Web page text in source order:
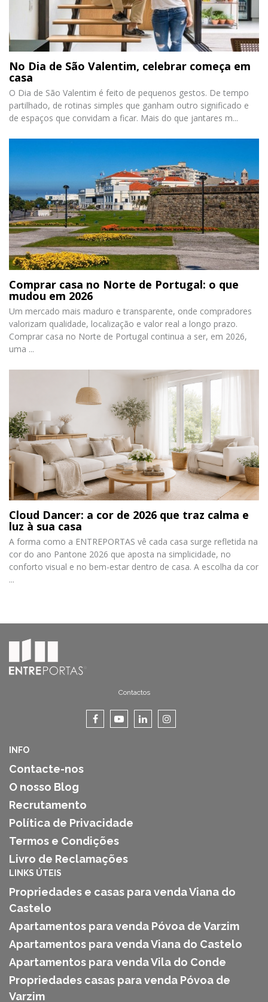
No Dia de São Valentim, celebrar começa em
casa
O Dia de São Valentim é feito de pequenos gestos. De tempo
partilhado, de rotinas simples que ganham outro significado e
de espaços que convidam a ficar. Mais do que jantares m...
Comprar casa no Norte de Portugal: o que
mudou em 2026
Um mercado mais maduro e transparente, onde compradores
valorizam qualidade, localização e valor real a longo prazo.
Comprar casa no Norte de Portugal continua a ser, em 2026,
uma ...
Cloud Dancer: a cor de 2026 que traz calma e
luz à sua casa
A forma como a ENTREPORTAS vê cada casa surge refletida na
cor do ano Pantone 2026 que aposta na simplicidade, no
conforto visual e no bem-estar dentro de casa. A escolha da cor
...
Contactos
INFO
Contacte-nos
O nosso Blog
Recrutamento
Política de Privacidade
Termos e Condições
Livro de Reclamações
LINKS ÚTEIS
Propriedades e casas para venda Viana do
Castelo
Apartamentos para venda Póvoa de Varzim
Apartamentos para venda Viana do Castelo
Apartamentos para venda Vila do Conde
Propriedades casas para venda Póvoa de
Varzim